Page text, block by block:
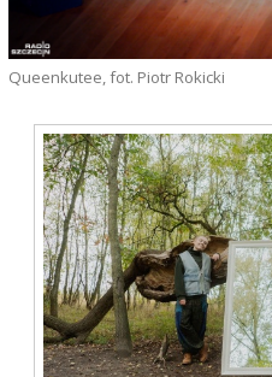
Queenkutee, fot. Piotr Rokicki